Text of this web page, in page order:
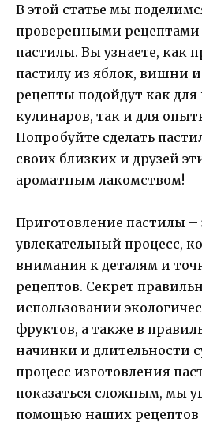
В этой статье мы
проверенными
пастилы. Вы узнаете, как
пастилу из яблок, вишни
рецепты подойдут как
кулинаров, так и для
Попробуйте сделать
своих близких и друзей
ароматным лакомством!
Приготовление пастилы –
увлекательный процесс,
внимания к деталям и
рецептов. Секрет
использовании
фруктов, а также в
начинки и длительности
процесс изготовления
показаться сложным, мы
помощью наших